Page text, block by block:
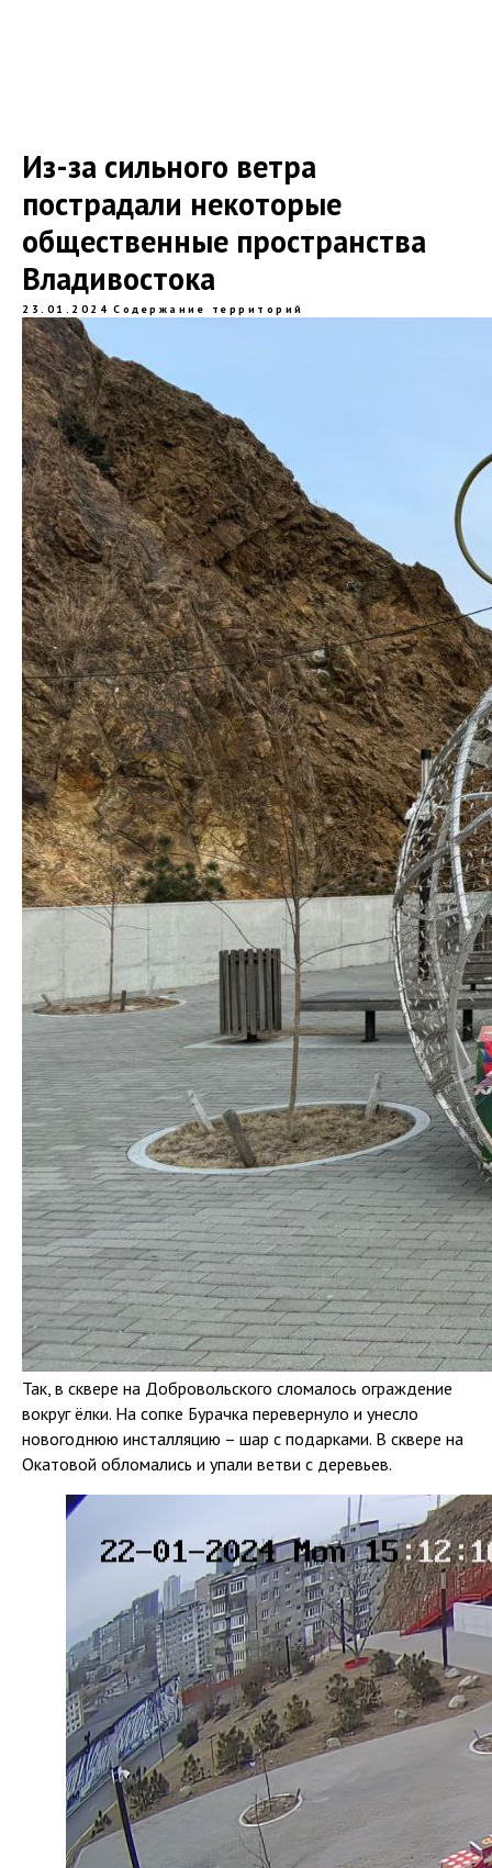
Из-за сильного ветра
пострадали некоторые
общественные пространства
Владивостока
23.01.2024 Содержание территорий
Так, в сквере на Добровольского сломалось ограждение
вокруг ёлки. На сопке Бурачка перевернуло и унесло
новогоднюю инсталляцию – шар с подарками. В сквере на
Окатовой обломались и упали ветви с деревьев.